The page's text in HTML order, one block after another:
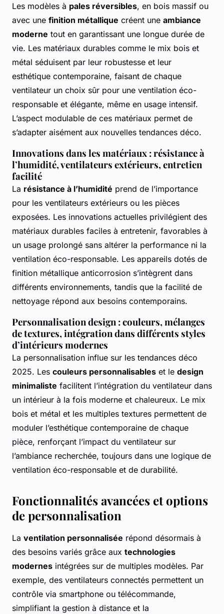
Les modèles à pales réversibles, en bois massif ou
avec une finition métallique créent une ambiance
moderne tout en garantissant une longue durée de
vie. Les matériaux durables comme le mix bois et
métal séduisent par leur robustesse et leur
esthétique contemporaine, faisant de chaque
ventilateur un choix sûr pour une ventilation éco-
responsable et élégante, même en usage intensif.
L’aspect modulable de ces matériaux permet de
s’adapter aisément aux nouvelles tendances déco.
Innovations dans les matériaux : résistance à
l’humidité, ventilateurs extérieurs, entretien
facilité
La résistance à l’humidité prend de l’importance
pour les ventilateurs extérieurs ou les pièces
exposées. Les innovations actuelles privilégient des
matériaux durables faciles à entretenir, favorables à
un usage prolongé sans altérer la performance ni la
ventilation éco-responsable. Les appareils dotés de
finition métallique anticorrosion s’intègrent dans
différents environnements, tandis que la facilité de
nettoyage répond aux besoins contemporains.
Personnalisation design : couleurs, mélanges
de textures, intégration dans différents styles
d’intérieurs modernes
La personnalisation influe sur les tendances déco
2025. Les couleurs personnalisables et le design
minimaliste facilitent l’intégration du ventilateur dans
un intérieur à la fois moderne et chaleureux. Le mix
bois et métal et les multiples textures permettent de
moduler l’esthétique contemporaine de chaque
pièce, renforçant l’impact du ventilateur sur
l’ambiance recherchée, toujours dans une logique de
ventilation éco-responsable et de durabilité.
Fonctionnalités avancées et options
de personnalisation
La ventilation personnalisée répond désormais à
des besoins variés grâce aux technologies
modernes intégrées sur de multiples modèles. Par
exemple, des ventilateurs connectés permettent un
contrôle via smartphone ou télécommande,
simplifiant la gestion à distance et la